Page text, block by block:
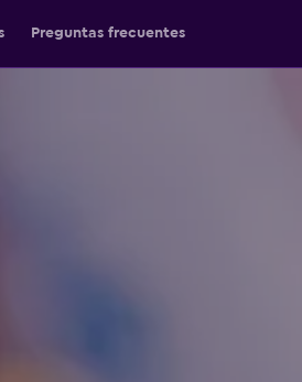
Preguntas frecuentes